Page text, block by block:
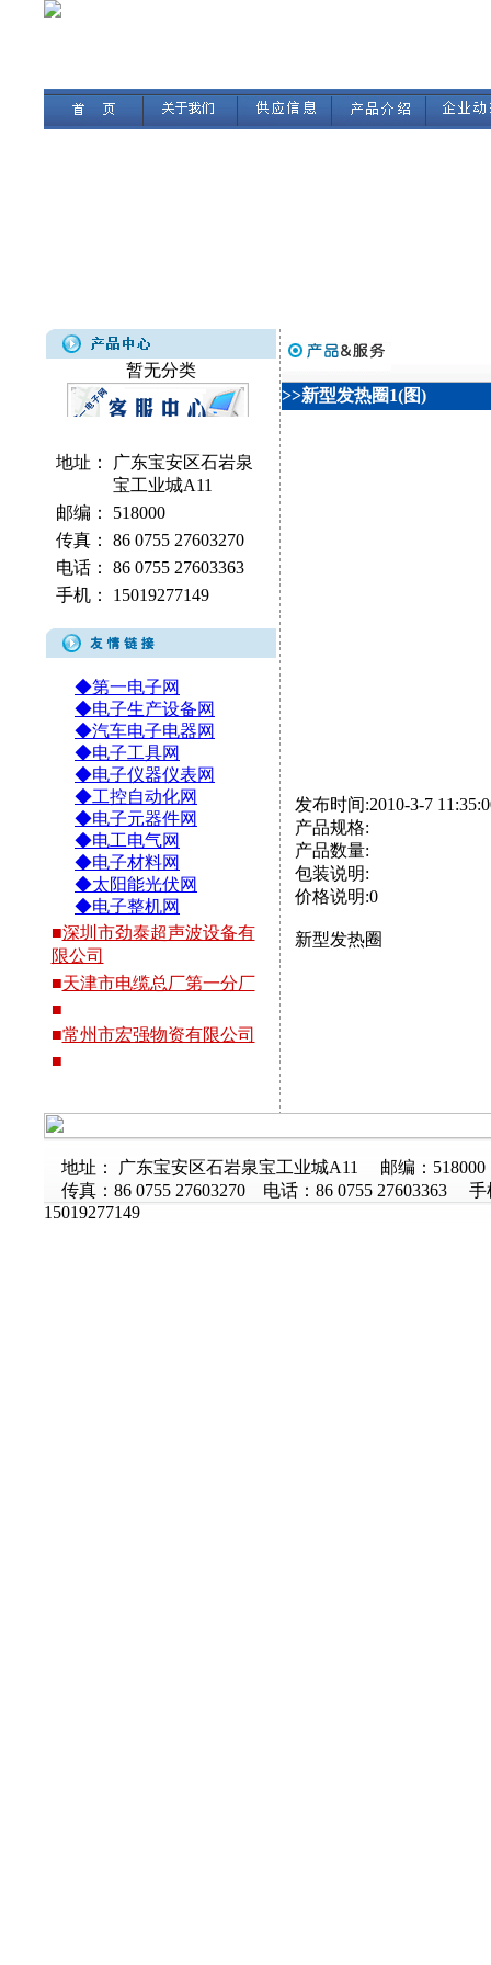
暂无分类
地址：
广东宝安区石岩泉
宝工业城A11
邮编：
518000
传真：
86 0755 27603270
电话：
86 0755 27603363
手机：
15019277149
◆第一电子网
◆电子生产设备网
◆汽车电子电器网
◆电子工具网
◆电子仪器仪表网
◆工控自动化网
◆电子元器件网
◆电工电气网
◆电子材料网
◆太阳能光伏网
◆电子整机网
■深圳市劲泰超声波设备有
限公司
■天津市电缆总厂第一分厂
■
■常州市宏强物资有限公司
■
>>新型发热圈1(图)
发布时间:2010-3-7
产品规格:
产品数量:
包装说明:
价格说明:0
新型发热圈
地址： 广东宝安区石岩泉宝工业城A11 邮编：518000
传真：86 0755 27603270 电话：86 0755 27603363 手
15019277149